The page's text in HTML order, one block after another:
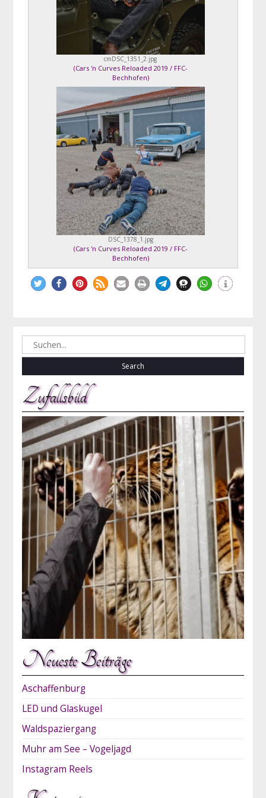
cmDSC_1351_2.jpg
(Cars 'n Curves Reloaded 2019 / FFC-
Bechhofen)
DSC_1378_1.jpg
(Cars 'n Curves Reloaded 2019 / FFC-
Bechhofen)
Search
for:
Zufallsbild
Neueste Beiträge
Aschaffenburg
LED und Glaskugel
Waldspaziergang
Muhr am See – Vogeljagd
Instagram Reels